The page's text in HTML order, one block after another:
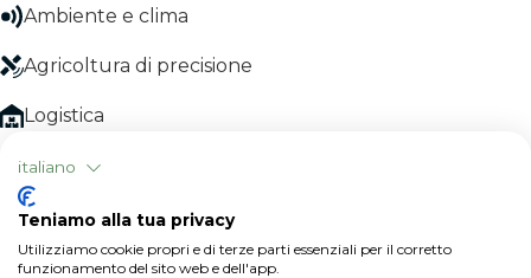
Ambiente e clima
Agricoltura di precisione
Logistica
Gestione economica
Documentazione
italiano
Teniamo alla tua privacy
Utilizziamo cookie propri e di terze parti essenziali per il corretto
funzionamento del sito web e dell'app.